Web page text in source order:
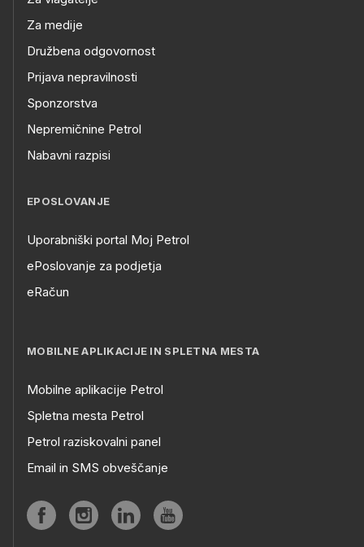
Za medije
Družbena odgovornost
Prijava nepravilnosti
Sponzorstva
Nepremičnine Petrol
Nabavni razpisi
EPOSLOVANJE
Uporabniški portal Moj Petrol
ePoslovanje za podjetja
eRačun
MOBILNE APLIKACIJE IN SPLETNA MESTA
Mobilne aplikacije Petrol
Spletna mesta Petrol
Petrol raziskovalni panel
Email in SMS obveščanje